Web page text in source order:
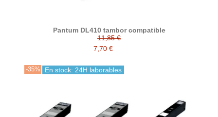
Pantum DL410 tambor compatible
11,85 €
7,70 €
-35% En stock: 24H laborables